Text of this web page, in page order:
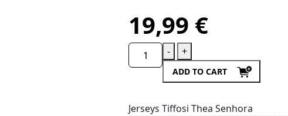
19,99 €
- +
ADD TO CART
Jerseys Tiffosi Thea Senhora